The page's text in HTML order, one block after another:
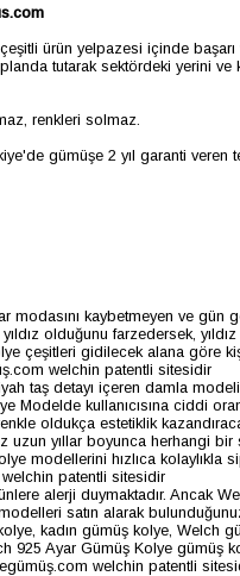
ürün yelpazesi içinde
tutarak sektördeki yerini
renkleri solmaz.
gümüşe 2 yıl garanti
modasını kaybetmeyen ve
yıldız olduğunu farzedersek,
çeşitleri gidilecek alana göre
welchin patentli sitesidir
taş detayı içeren damla
Modelde kullanıcısına ciddi
oldukça estetiklik
uzun yıllar boyunca herhangi
modellerini hızlıca
patentli sitesidir
alerji duymaktadır. Ancak
satın alarak
kadın gümüş kolye, Welch
925 Ayar Gümüş Kolye gümüş
welchin patentli